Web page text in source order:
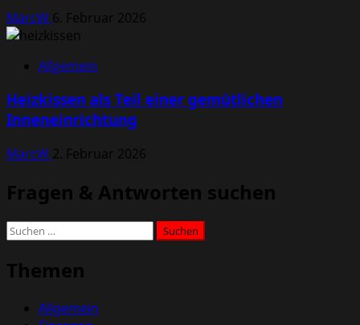
MarcW 6. Februar 2026
Allgemein
Heizkissen als Teil einer gemütlichen
Inneneinrichtung
MarcW 2. Februar 2026
Fragen & Antworten suchen
Suchen
Themen
Allgemein